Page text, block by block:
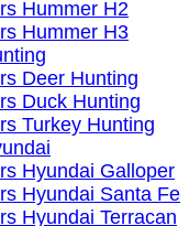
Hummer H2
Hummer H3
Deer Hunting
Duck Hunting
Turkey Hunting
Hyundai Galloper
Hyundai Santa Fe
Hyundai Terracan